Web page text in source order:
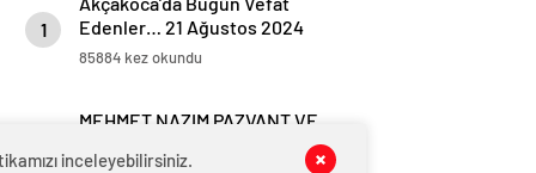
1
Edenler… 21 Ağustos 2024
Çarşamba
85884 kez okundu
MEHMET NAZIM PAZVANT VE
inceleyebilirsiniz.